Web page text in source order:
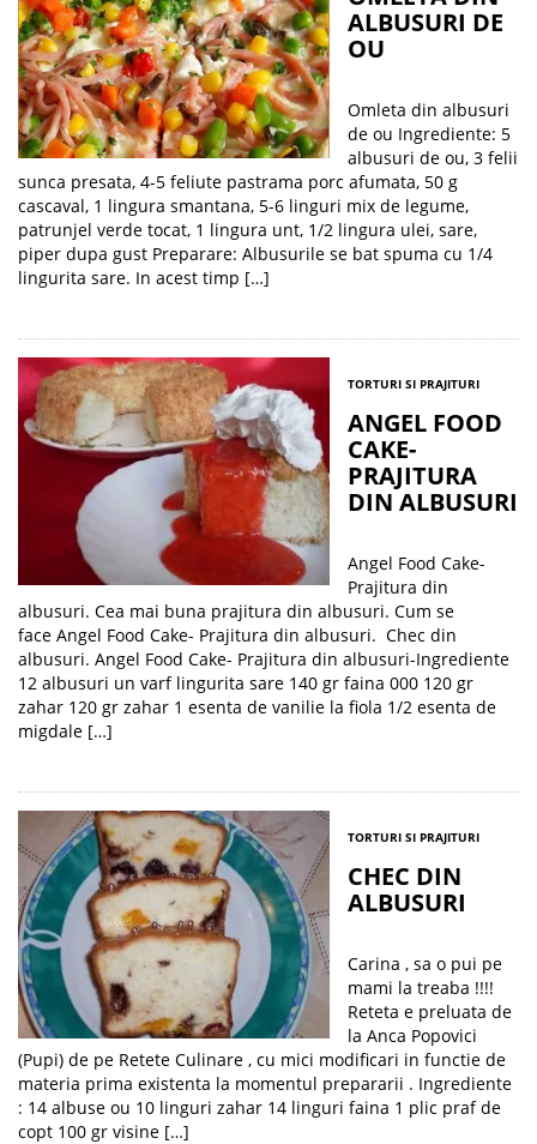
ALBUSURI DE
OU
Omleta din albusuri
de ou Ingrediente: 5
albusuri de ou, 3 felii
sunca presata, 4-5 feliute pastrama porc afumata, 50 g
cascaval, 1 lingura smantana, 5-6 linguri mix de legume,
patrunjel verde tocat, 1 lingura unt, 1/2 lingura ulei, sare,
piper dupa gust Preparare: Albusurile se bat spuma cu 1/4
lingurita sare. In acest timp […]
TORTURI SI PRAJITURI
ANGEL FOOD
CAKE-
PRAJITURA
DIN ALBUSURI
Angel Food Cake-
Prajitura din
albusuri. Cea mai buna prajitura din albusuri. Cum se
face Angel Food Cake- Prajitura din albusuri. Chec din
albusuri. Angel Food Cake- Prajitura din albusuri-Ingrediente
12 albusuri un varf lingurita sare 140 gr faina 000 120 gr
zahar 120 gr zahar 1 esenta de vanilie la fiola 1/2 esenta de
migdale […]
TORTURI SI PRAJITURI
CHEC DIN
ALBUSURI
Carina , sa o pui pe
mami la treaba !!!!
Reteta e preluata de
la Anca Popovici
(Pupi) de pe Retete Culinare , cu mici modificari in functie de
materia prima existenta la momentul prepararii . Ingrediente
: 14 albuse ou 10 linguri zahar 14 linguri faina 1 plic praf de
copt 100 gr visine […]